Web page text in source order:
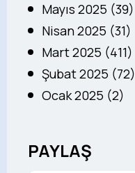
Mayıs 2025 (39)
Nisan 2025 (31)
Mart 2025 (411)
Şubat 2025 (72)
Ocak 2025 (2)
PAYLAŞ